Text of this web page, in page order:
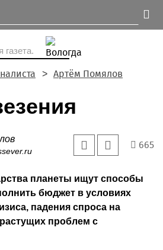
газета.
Артём Помялов
665
планеты ищут способы
бюджет в условиях
падения спроса на
проблем с